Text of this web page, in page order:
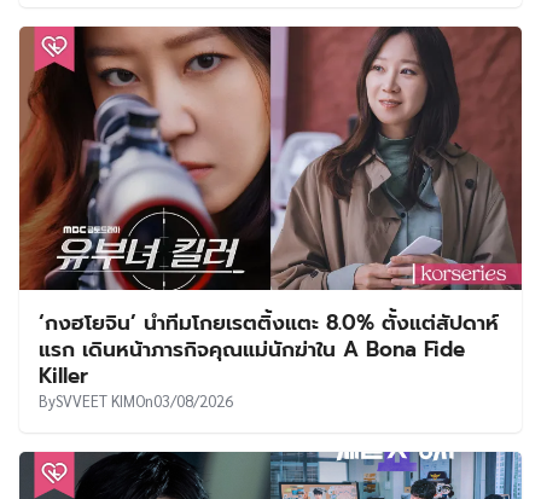
‘กงฮโยจิน’ นำทีมโกยเรตติ้งแตะ 8.0% ตั้งแต่สัปดาห์
แรก เดินหน้าภารกิจคุณแม่นักฆ่าใน A Bona Fide
Killer
BySVVEET KIMOn03/08/2026